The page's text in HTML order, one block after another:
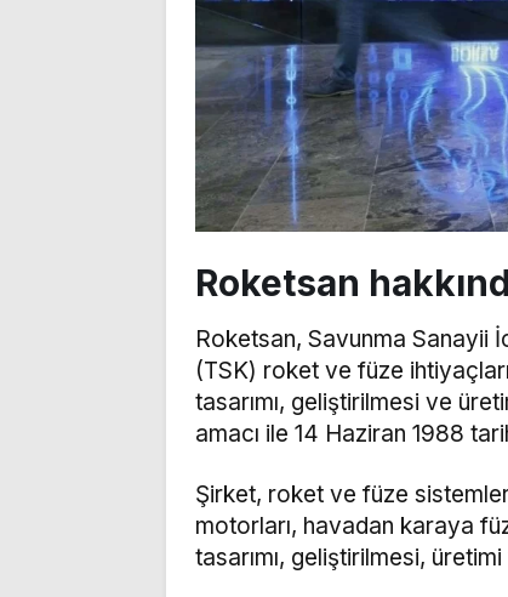
Roketsan
Roketsan, Savunma Sanayii
(TSK) roket ve füze
tasarımı, geliştirilmesi ve
amacı ile 14 Haziran 1988
Şirket, roket ve füze
motorları, havadan karaya
tasarımı, geliştirilmesi,